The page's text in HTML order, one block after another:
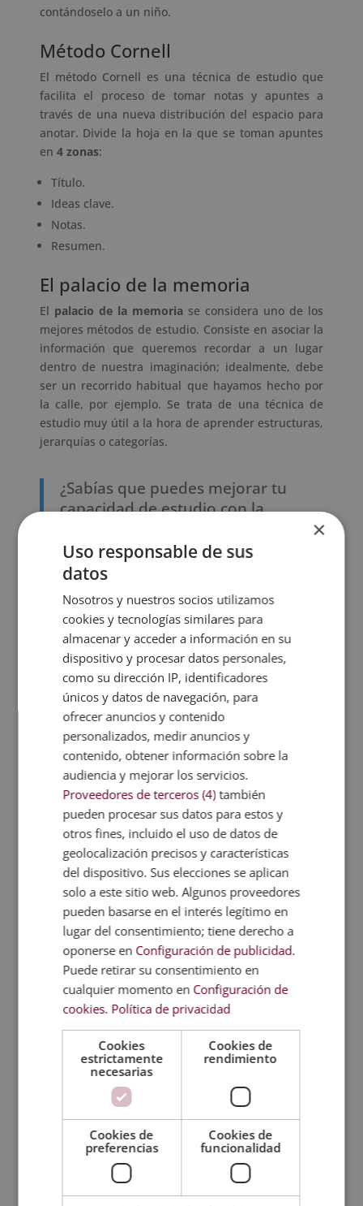
contándoselo a un niño.
Método Cornell
El método Cornell es una técnica de estudio que
facilita el proceso de tomar notas y apuntes a
través de una nueva distribución del espacio para
anotar. Divide la hoja en la que se toman apuntes
en 4 zonas:
Título.
Ideas clave.
Notas.
Resumen.
El palacio de la memoria
El palacio de la memoriase considera uno de los
mejores métodos de estudio. Consiste en asociar la
información que queremos recordar a un lugar
dentro de nuestra imaginación; idealmente, debe
ser un recorrido habitual que hayamos hecho por
la calle, por ejemplo. Se trata de una técnica de
estudio muy útil a la hora de aprender estructuras,
jerarquías o categorías.
¿Sabías que puedes mejorar tu
capacidad de estudio con la
10 alimentos
buenos para estudiarque necesitas
incluir en tu dieta.
Método Robinson
Otra técnica de estudio que goza de muy buena
reputación es el método Robinson. Consiste en
dividir el proceso en5 partes:
. Se indaga a simple vista aquello que va
a estudiarse, sin realizar ninguna lectura
minuciosa, sólo empleando la lectura en diagonal.
Preguntar. Se anotan las preguntas que puedan
ir surgiendo en esta lectura superficial, aquellos
conceptos que sean más complejos.
Leer. El tercer paso consiste en una lectura en
profundidad en la que se recomienda subrayar y
hacer resúmenes.
Recitar. Consiste en leer el texto en voz alta,
especialmente aquello que se ha subrayado. De
esta manera, el alumno memoriza el contenido más
importante.
Repasar . El repaso se puede realizar tanto
durante el estudio como antes del examen.
Sistema Leitner
método Leitner
se basa en el uso de
tarjetas de memoria. Para ello, se revisan grupos
flashcardsa intervalos regulares con el objetivo
de retener la información y memorizar los
conceptos. El resultado es que se supera la curva
×
Uso responsable de sus
datos
Nosotros y nuestros socios utilizamos
cookies y tecnologías similares para
almacenar y acceder a información en su
dispositivo y procesar datos personales,
como su dirección IP, identificadores
únicos y datos de navegación, para
ofrecer anuncios y contenido
personalizados, medir anuncios y
contenido, obtener información sobre la
audiencia y mejorar los servicios.
Proveedores de terceros (4) también
pueden procesar sus datos para estos y
otros fines, incluido el uso de datos de
geolocalización precisos y características
del dispositivo. Sus elecciones se aplican
solo a este sitio web. Algunos proveedores
pueden basarse en el interés legítimo en
lugar del consentimiento; tiene derecho a
oponerse en Configuración de publicidad.
Puede retirar su consentimiento en
cualquier momento en Configuración de
cookies. Política de privacidad
Cookies
estrictamente
necesarias
Cookies de
rendimiento
Cookies de
preferencias
Cookies de
funcionalidad